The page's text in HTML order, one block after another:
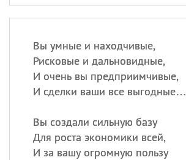
Вы умные и находчивые,
Рисковые и дальновидные,
И очень вы предприимчивые,
И сделки ваши все выгодные…
Вы создали сильную базу
Для роста экономики всей,
И за вашу огромную пользу